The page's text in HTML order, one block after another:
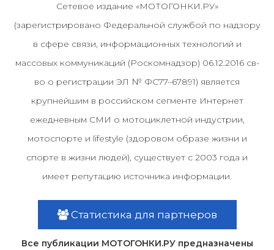
Сетевое издание «МОТОГОНКИ.РУ»
(зарегистрировано Федеральной службой по надзору
в сфере связи, информационных технологий и
массовых коммуникаций (Роскомнадзор) 06.12.2016 св-
во о регистрации ЭЛ № ФС77–67891) является
крупнейшим в российском сегменте Интернет
ежедневным СМИ о мотоциклетной индустрии,
мотоспорте и lifestyle (здоровом образе жизни и
спорте в жизни людей), существует с 2003 года и
имеет репутацию источника информации.
Статистика для партнеров
Все публикации МОТОГОНКИ.РУ предназначены